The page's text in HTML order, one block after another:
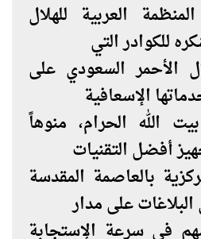
العربية للهلال
للكوادر التي
الأحمر السعودي على
الإسعافية
الله الحرام، منوهاً
أفضل التقنيات
بالعاصمة المقدسة
على مدار
في سرعة الإستجابة